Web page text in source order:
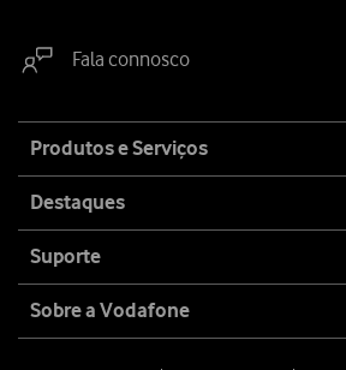
Fala connosco
map
Produtos e Serviços
Destaques
Suporte
Sobre a Vodafone